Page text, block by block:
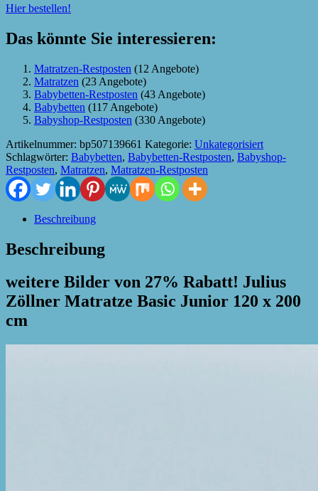
Hier bestellen!
Das könnte Sie interessieren:
Matratzen-Restposten (12 Angebote)
Matratzen (23 Angebote)
Babybetten-Restposten (43 Angebote)
Babybetten (117 Angebote)
Babyshop-Restposten (330 Angebote)
Artikelnummer: bp507139661 Kategorie: Unkategorisiert
Schlagwörter: Babybetten, Babybetten-Restposten, Babyshop-
Restposten, Matratzen, Matratzen-Restposten
Beschreibung
Beschreibung
weitere Bilder von 27% Rabatt! Julius
Zöllner Matratze Basic Junior 120 x 200
cm